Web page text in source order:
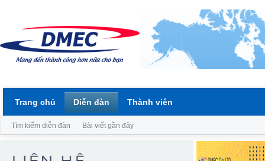
Trang chủ Diễn đàn
Tìm kiếm diễn đàn Bài viết gần đây
Thành viên